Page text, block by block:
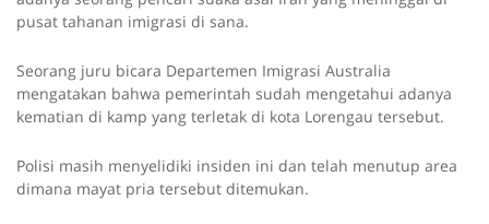
pusat tahanan imigrasi di sana.
Seorang juru bicara Departemen Imigrasi Australia
mengatakan bahwa pemerintah sudah mengetahui adanya
kematian di kamp yang terletak di kota Lorengau tersebut.
Polisi masih menyelidiki insiden ini dan telah menutup area
dimana mayat pria tersebut ditemukan.